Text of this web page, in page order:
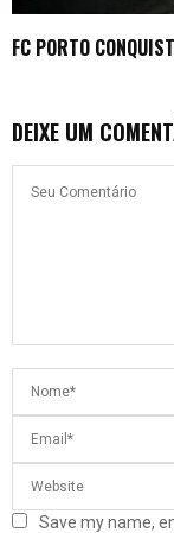
FC PORTO
DEIXE UM
Save my name,